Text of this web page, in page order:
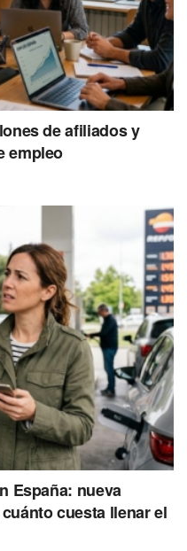
de afiliados y
empleo
España: nueva
cuesta llenar el